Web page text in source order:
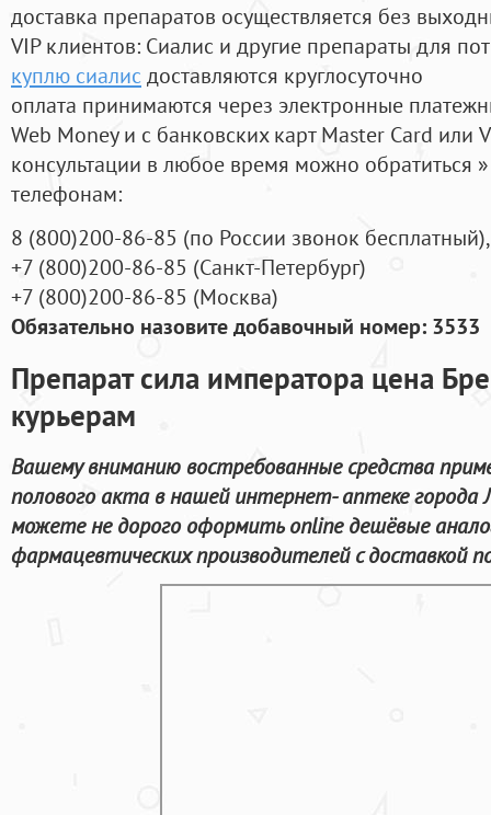
доставка препаратов осуществляется без
VIP клиентов: Сиалис и другие препараты для
куплю сиалис доставляются круглосуточно
оплата принимаются через электронные
Web Money и с банковских карт Master Card или
консультации в любое время можно обратиться
телефонам:
8 (800)200-86-85 (по России звонок бесплатный),
+7 (800)200-86-85 (Санкт-Петербург)
+7 (800)200-86-85 (Москва)
Обязательно назовите добавочный номер: 3533
Препарат сила императора цена
курьерам
Вашему вниманию востребованные средства
полового акта в нашей интернет- аптеке города
можете не дорого оформить online дешёвые
фармацевтических производителей с доставкой